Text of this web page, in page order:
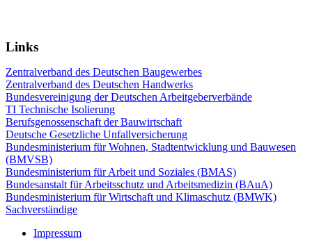
Links
Zentralverband des Deutschen Baugewerbes
Zentralverband des Deutschen Handwerks
Bundesvereinigung der Deutschen Arbeitgeberverbände
TI Technische Isolierung
Berufsgenossenschaft der Bauwirtschaft
Deutsche Gesetzliche Unfallversicherung
Bundesministerium für Wohnen, Stadtentwicklung und Bauwesen
(BMVSB)
Bundesministerium für Arbeit und Soziales (BMAS)
Bundesanstalt für Arbeitsschutz und Arbeitsmedizin (BAuA)
Bundesministerium für Wirtschaft und Klimaschutz (BMWK)
Sachverständige
Impressum